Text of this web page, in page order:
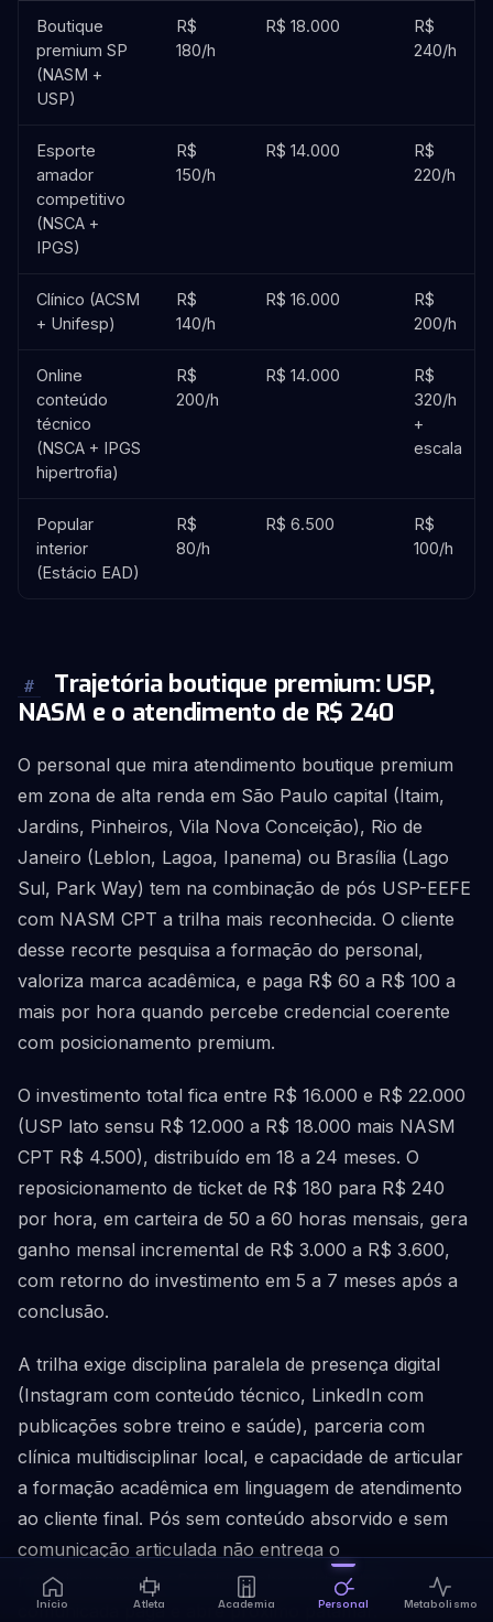
Boutique
premium SP
(NASM +
USP)
R$
180/h
R$ 18.000
R$
240/h
Esporte
amador
competitivo
(NSCA +
IPGS)
R$
150/h
R$ 14.000
R$
220/h
Clínico (ACSM
+ Unifesp)
R$
140/h
R$ 16.000
R$
200/h
Online
conteúdo
técnico
(NSCA + IPGS
hipertrofia)
R$
200/h
R$ 14.000
R$
320/h
+
escala
Popular
interior
(Estácio EAD)
R$
80/h
R$ 6.500
R$
100/h
#
Trajetória boutique premium: USP,
NASM e o atendimento de R$ 240
O personal que mira atendimento boutique premium
em zona de alta renda em São Paulo capital (Itaim,
Jardins, Pinheiros, Vila Nova Conceição), Rio de
Janeiro (Leblon, Lagoa, Ipanema) ou Brasília (Lago
Sul, Park Way) tem na combinação de pós USP-EEFE
com NASM CPT a trilha mais reconhecida. O cliente
desse recorte pesquisa a formação do personal,
valoriza marca acadêmica, e paga R$ 60 a R$ 100 a
mais por hora quando percebe credencial coerente
com posicionamento premium.
O investimento total fica entre R$ 16.000 e R$ 22.000
(USP lato sensu R$ 12.000 a R$ 18.000 mais NASM
CPT R$ 4.500), distribuído em 18 a 24 meses. O
reposicionamento de ticket de R$ 180 para R$ 240
por hora, em carteira de 50 a 60 horas mensais, gera
ganho mensal incremental de R$ 3.000 a R$ 3.600,
com retorno do investimento em 5 a 7 meses após a
conclusão.
A trilha exige disciplina paralela de presença digital
(Instagram com conteúdo técnico, LinkedIn com
publicações sobre treino e saúde), parceria com
clínica multidisciplinar local, e capacidade de articular
a formação acadêmica em linguagem de atendimento
ao cliente final. Pós sem conteúdo absorvido e sem
comunicação articulada não entrega o
reposicionamento. Pós bem absorvida e bem
comunicada paga e abre próximo patamar.
Início Atleta Academia Personal Metabolismo